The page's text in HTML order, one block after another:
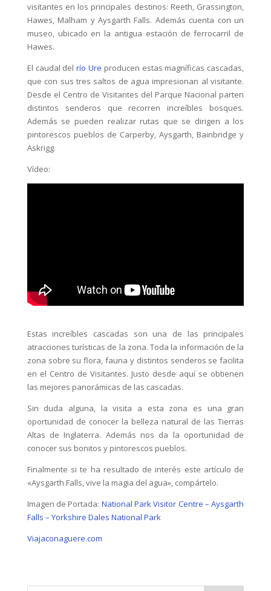
visitantes en los principales destinos: Reeth, Grassington,
Hawes, Malham y Aysgarth Falls. Además cuenta con un
museo, ubicado en la antigua estación de ferrocarril de
Hawes.
El caudal delrío Ure producen estas magníficas cascadas,
que con sus tres saltos de agua impresionan al visitante.
Desde el Centro de Visitantes del Parque Nacional parten
distintos senderos que recorren increíbles bosques.
Además se pueden realizar rutas que se dirigen a los
pintorescos pueblos de Carperby, Aysgarth, Bainbridge y
Askrigg.
Vídeo:
Estas increíbles cascadas son una de las principales
atracciones turísticas de la zona. Toda la información de la
zona sobre su flora, fauna y distintos senderos se facilita
en el Centro de Visitantes. Justo desde aquí se obtienen
las mejores panorámicas de las cascadas.
Sin duda alguna, la visita a esta zona es una gran
oportunidad de conocer la belleza natural de las Tierras
Altas de Inglaterra. Además nos da la oportunidad de
conocer sus bonitos y pintorescos pueblos.
Finalmente si te ha resultado de interés este artículo de
«Aysgarth Falls, vive la magia del agua», compártelo.
Imagen de Portada: National Park Visitor Centre – Aysgarth
Falls – Yorkshire Dales National Park
Viajaconaguere.com